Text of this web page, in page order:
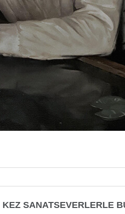
SANATSEVERLERLE